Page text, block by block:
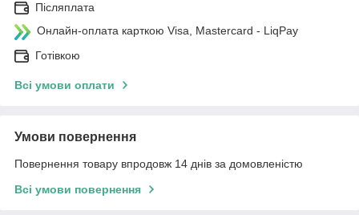
Післяплата
Онлайн-оплата карткою Visa, Mastercard - LiqPay
Готівкою
Всі умови оплати
Умови повернення
Повернення товару впродовж 14 днів за домовленістю
Всі умови повернення